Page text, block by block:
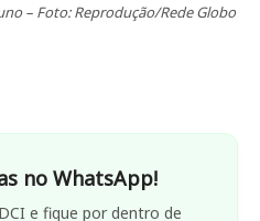
– Foto: Reprodução/Rede Globo
no WhatsApp!
e fique por dentro de